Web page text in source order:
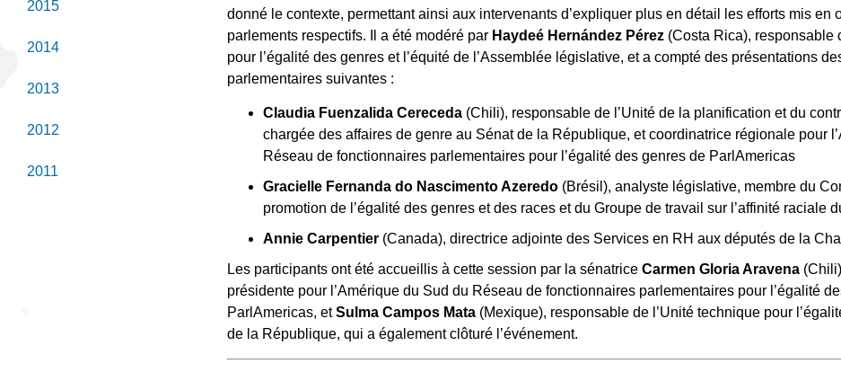
2015
2014
2013
2012
2011
donné le contexte, permettant ainsi aux intervenants d’expliquer plus en détail les efforts mis
parlements respectifs. Il a été modéré par Haydeé Hernández Pérez (Costa Rica), responsable
pour l’égalité des genres et l’équité de l’Assemblée législative, et a compté des présentations
parlementaires suivantes :
Claudia Fuenzalida Cereceda (Chili), responsable de l’Unité de la planification et du
chargée des affaires de genre au Sénat de la République, et coordinatrice régionale pour
Réseau de fonctionnaires parlementaires pour l’égalité des genres de ParlAmericas
Gracielle Fernanda do Nascimento Azeredo (Brésil), analyste législative, membre du
promotion de l’égalité des genres et des races et du Groupe de travail sur l’affinité raciale
Annie Carpentier (Canada), directrice adjointe des Services en RH aux députés de la
Les participants ont été accueillis à cette session par la sénatriceCarmen Gloria Aravena
présidente pour l’Amérique du Sud du Réseau de fonctionnaires parlementaires pour l’égalité
ParlAmericas, etSulma Campos Mata (Mexique), responsable de l’Unité technique pour
de la République, qui a également clôturé l’événement.